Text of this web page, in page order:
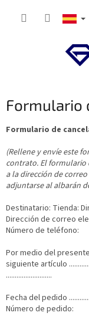
Formulario
Formulario de
(Rellene y envíe este
contrato. El formulario
a la dirección de
adjuntarse al albarán
Destinatario: Tienda:
Dirección de correo
Número de teléfono:
Por medio del
siguiente artículo
..........................
Fecha del pedido
Número de pedido: